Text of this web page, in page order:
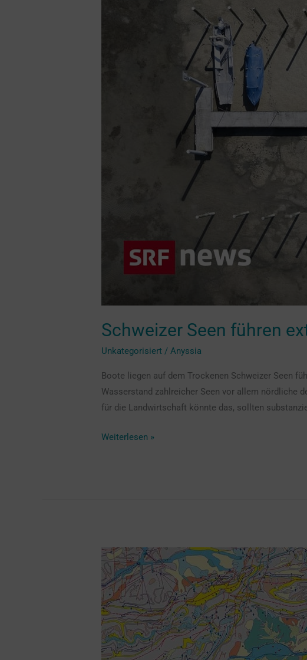
Schweizer Seen führen
Unkategorisiert /Anyssia
Boote liegen auf dem Trockenen Schweizer Seen
Wasserstand zahlreicher Seen vor allem nördliche
für die Landwirtschaft könnte das, sollten
Weiterlesen »
Geodatenmodelle
Grundwasser
GeoIG
GeoIV